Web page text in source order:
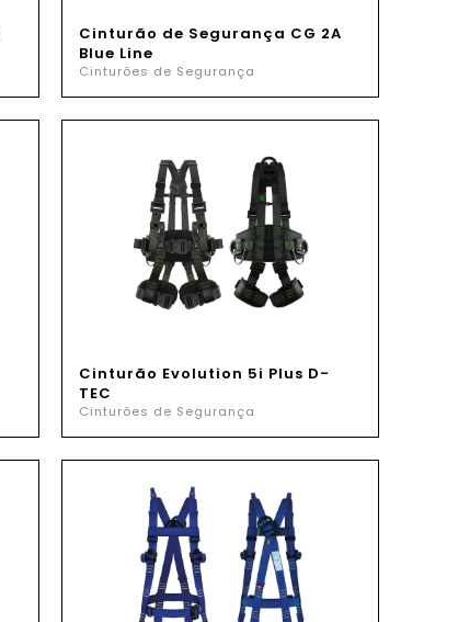
Cinturão de Segurança CG 2A
Blue Line
Cinturões de Segurança
Cinturão Evolution 5i Plus D-
TEC
Cinturões de Segurança